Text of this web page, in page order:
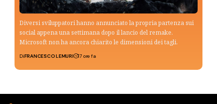
Diversi sviluppatori hanno annunciato la propria partenza sui
social appena una settimana dopo il lancio del remake.
Microsoft non ha ancora chiarito le dimensioni dei tagli.
DiFRANCESCO LEMURI 17 ore fa